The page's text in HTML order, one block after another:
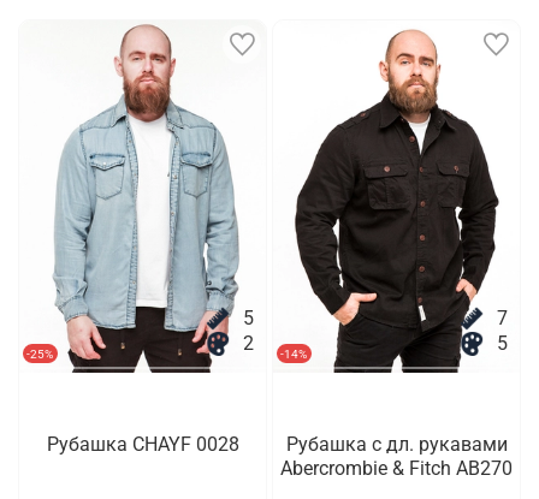
-25%
5
2
Рубашка CHAYF 0028
-14%
7
5
Рубашка с дл. рукавами
Abercrombie & Fitch AB270